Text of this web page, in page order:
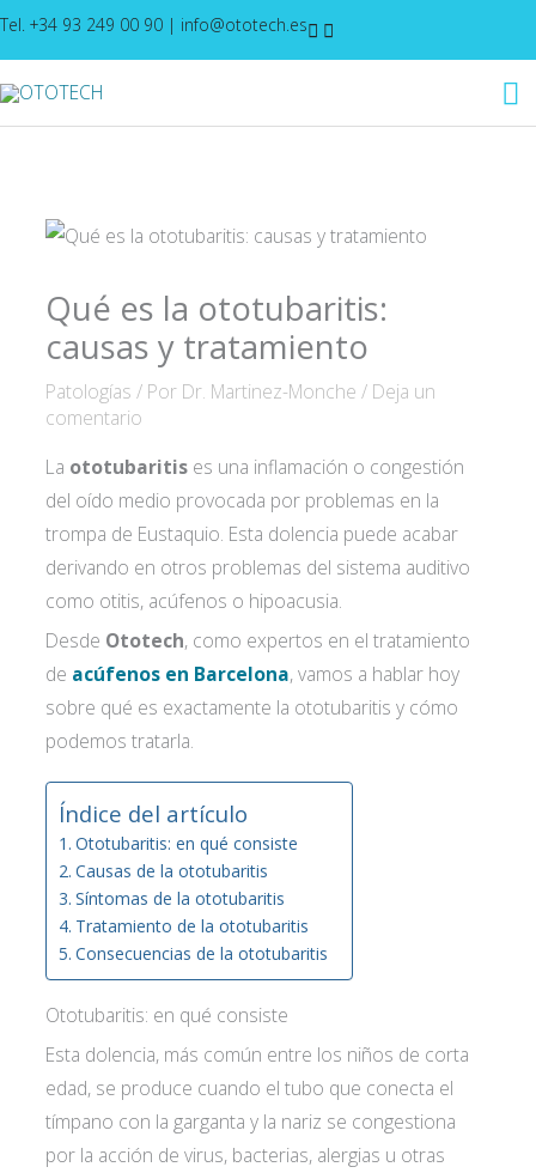
Ir
contenido
Tel. +34 93 249 00 90 | info@ototech.es
Qué es la ototubaritis:
causas y tratamiento
Patologías / Por Dr. Martinez-Monche/ Deja un
comentario
La ototubaritis es una inflamación o congestión
del oído medio provocada por problemas en la
trompa de Eustaquio. Esta dolencia puede acabar
derivando en otros problemas del sistema auditivo
como otitis, acúfenos o hipoacusia.
Desde Ototech, como expertos en el tratamiento
de acúfenos en Barcelona, vamos a hablar hoy
sobre qué es exactamente la ototubaritis y cómo
podemos tratarla.
Índice del artículo
Ototubaritis: en qué consiste
Causas de la ototubaritis
Síntomas de la ototubaritis
Tratamiento de la ototubaritis
Consecuencias de la ototubaritis
Ototubaritis: en qué consiste
Esta dolencia, más común entre los niños de corta
edad, se produce cuando el tubo que conecta el
tímpano con la garganta y la nariz se congestiona
por la acción de virus, bacterias, alergias u otras